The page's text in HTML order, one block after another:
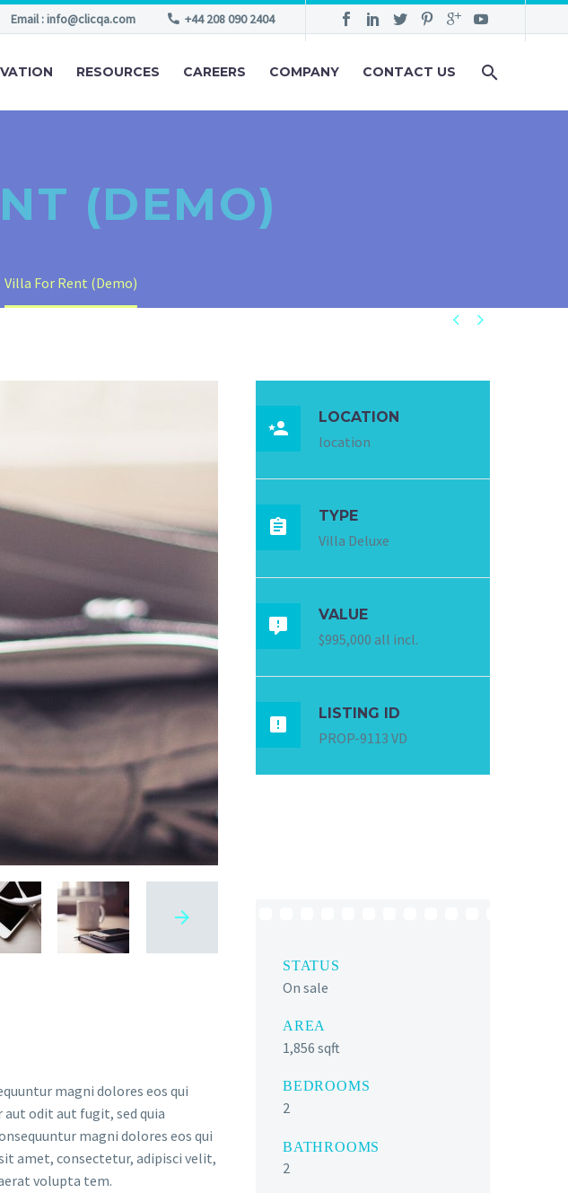
Email : info@clicqa.com +44 208 090 2404
RESOURCES CAREERS COMPANY CONTACT US
(DEMO)
Villa For Rent (Demo)
 
magni dolores eos qui
odit aut fugit, sed quia
magni dolores eos qui
amet, consectetur, adipisci velit,
volupta tem.

LOCATION
location

TYPE
Villa Deluxe

VALUE
$995,000 all incl.

LISTING ID
PROP-9113 VD
STATUS
On sale
AREA
1,856 sqft
BEDROOMS
2
BATHROOMS
2